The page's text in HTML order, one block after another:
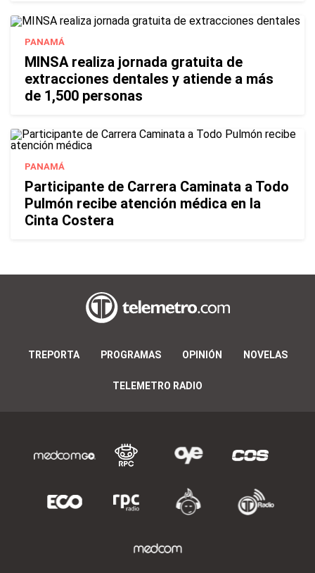
PANAMÁ
MINSA realiza jornada gratuita de
extracciones dentales y atiende a más
de 1,500 personas
PANAMÁ
Participante de Carrera Caminata a Todo
Pulmón recibe atención médica en la
Cinta Costera
TREPORTA PROGRAMAS OPINIÓN NOVELAS
TELEMETRO RADIO